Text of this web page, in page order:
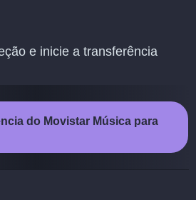
e inicie a transferência
do Movistar Música para